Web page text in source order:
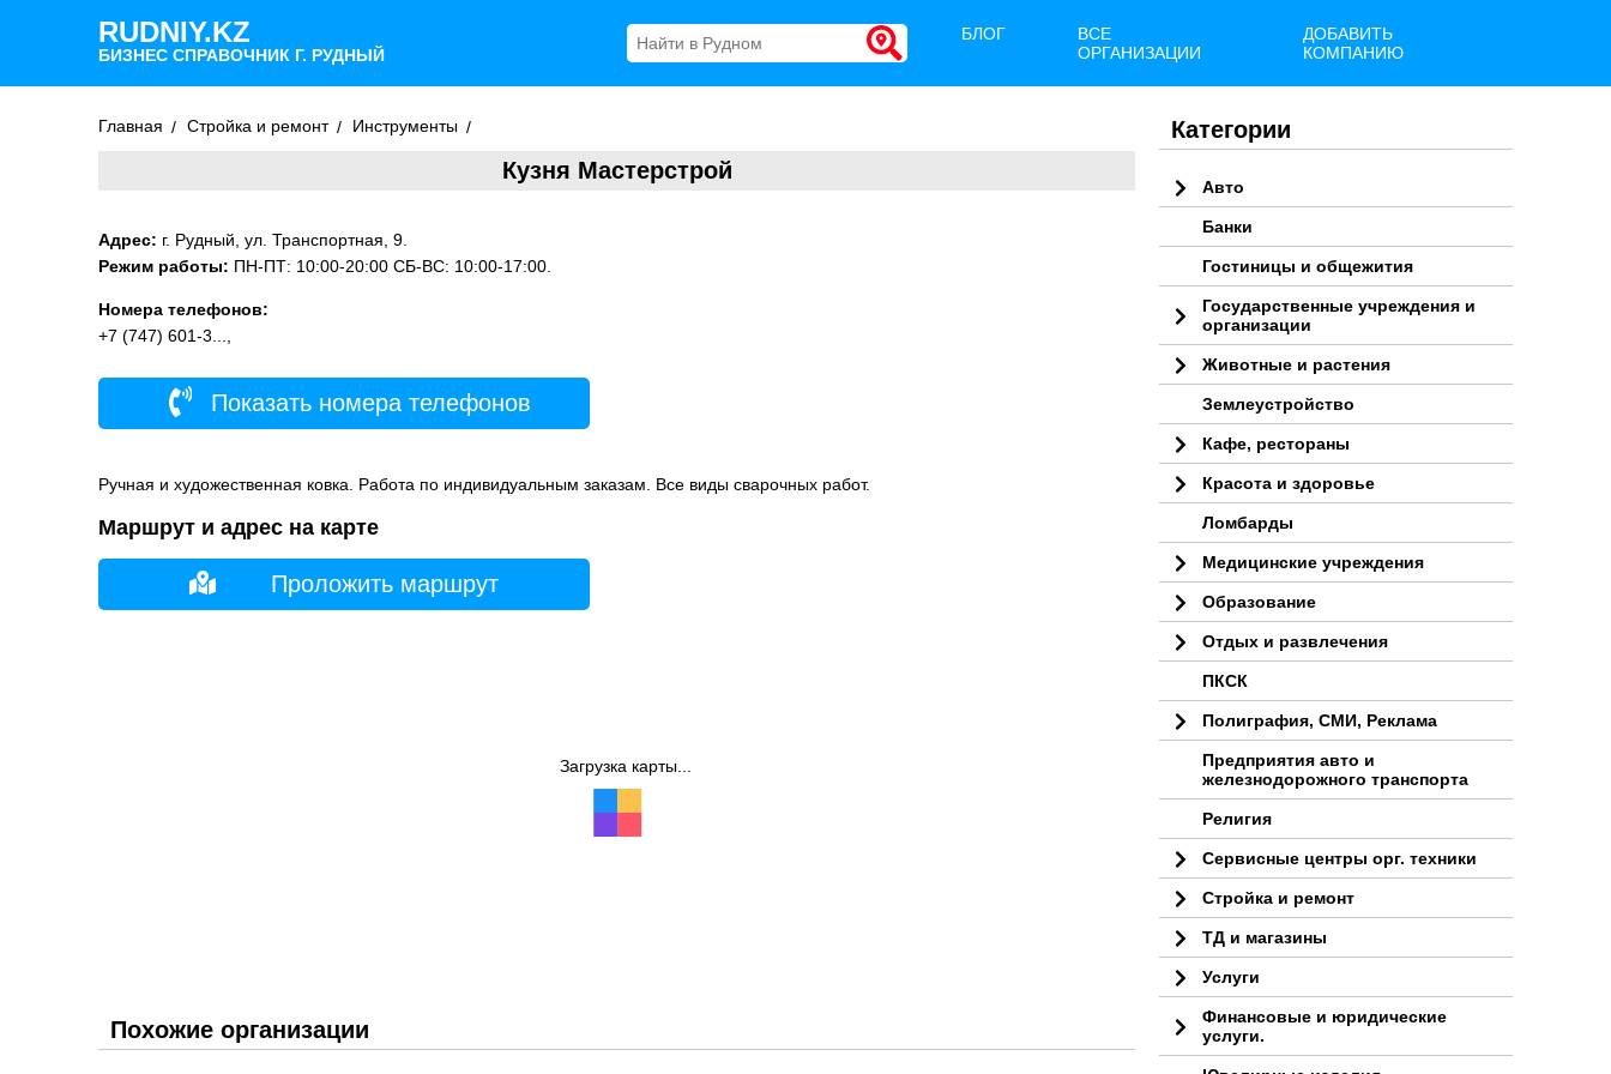
RUDNIY.KZ
БИЗНЕС СПРАВОЧНИК Г. РУДНЫЙ
БЛОГ
ВСЕ
ОРГАНИЗАЦИИ
ДОБАВИТЬ
КОМПАНИЮ
Главная Стройка и ремонт Инструменты
Кузня Мастерстрой
Адрес: г. Рудный, ул. Транспортная, 9.
Режим работы: ПН-ПТ: 10:00-20:00 СБ-ВС: 10:00-17:00.
Номера телефонов:
+7 (747) 601-3...,
Показать номера телефонов
Ручная и художественная ковка. Работа по индивидуальным заказам. Все виды сварочных работ.
Маршрут и адрес на карте
Проложить маршрут
Загрузка карты...
Похожие организации
Категории
Авто
Банки
Гостиницы и общежития
Государственные учреждения и
организации
Животные и растения
Землеустройство
Кафе, рестораны
Красота и здоровье
Ломбарды
Медицинские учреждения
Образование
Отдых и развлечения
ПКСК
Полиграфия, СМИ, Реклама
Предприятия авто и
железнодорожного транспорта
Религия
Сервисные центры орг. техники
Стройка и ремонт
ТД и магазины
Услуги
Финансовые и юридические
услуги.